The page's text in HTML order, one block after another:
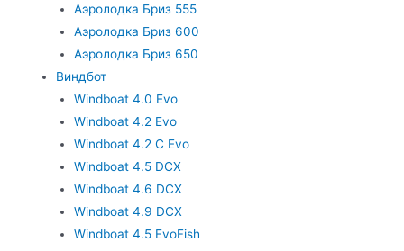
Аэролодка Бриз 555
Аэролодка Бриз 600
Аэролодка Бриз 650
Виндбот
Windboat 4.0 Evo
Windboat 4.2 Evo
Windboat 4.2 C Evo
Windboat 4.5 DCX
Windboat 4.6 DCX
Windboat 4.9 DCX
Windboat 4.5 EvoFish